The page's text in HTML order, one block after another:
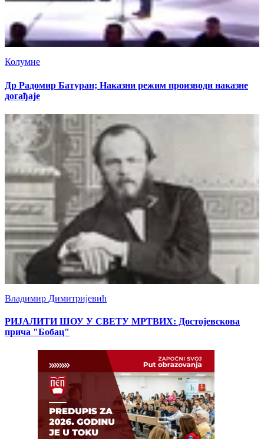
Колумне
Др Радомир Батуран; Наказни режим производи наказне
догађаје
Владимир Димитријевић
РИЈАЛИТИ ШОУ У СВЕТУ МРТВИХ: Достојевскова
прича "Бобац"